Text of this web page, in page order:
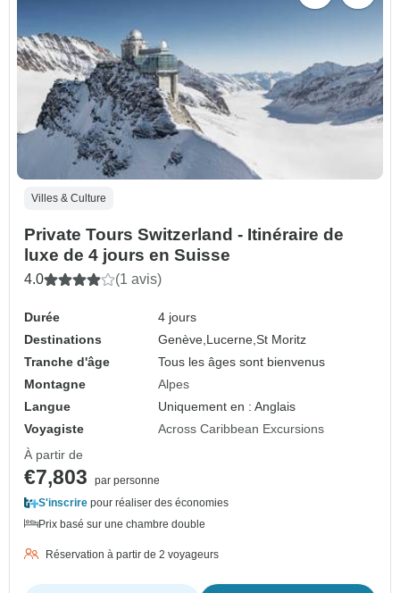
Villes & Culture
Private Tours Switzerland - Itinéraire de
luxe de 4 jours en Suisse
4.0 (1 avis)
Durée
4 jours
Destinations
Genève,Lucerne,St Moritz
Tranche d'âge
Tous les âges sont bienvenus
Montagne
Alpes
Langue
Uniquement en : Anglais
Voyagiste
Across Caribbean Excursions
À partir de
€7,803
par personne
S'inscrire pour réaliser des économies
Prix basé sur une chambre double
Réservation à partir de 2 voyageurs